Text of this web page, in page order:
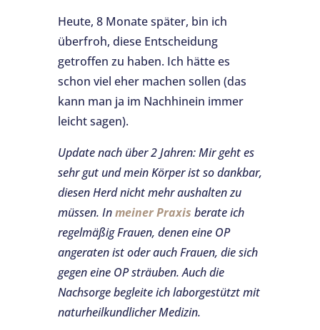
Heute, 8 Monate später, bin ich
überfroh, diese Entscheidung
getroffen zu haben. Ich hätte es
schon viel eher machen sollen (das
kann man ja im Nachhinein immer
leicht sagen).
Update nach über 2 Jahren: Mir geht es
sehr gut und mein Körper ist so dankbar,
diesen Herd nicht mehr aushalten zu
müssen. Inmeiner Praxis berate ich
regelmäßig Frauen, denen eine OP
angeraten ist oder auch Frauen, die sich
gegen eine OP sträuben. Auch die
Nachsorge begleite ich laborgestützt mit
naturheilkundlicher Medizin.